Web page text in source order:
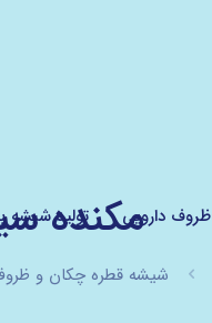
ظروف دارویی تولید شیشهمکنده
شیشه قطره چکان و